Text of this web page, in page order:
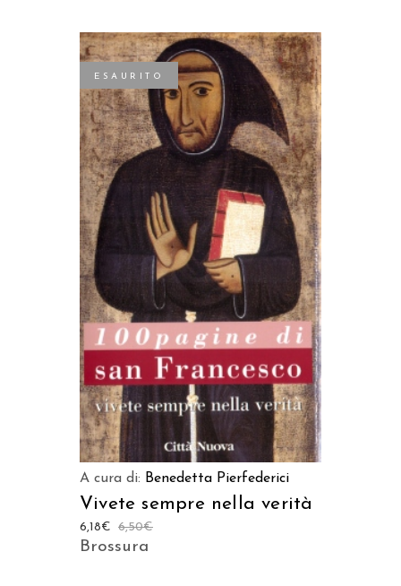
ESAURITO
LEGGI TUTTO
A cura di: Benedetta Pierfederici
Vivete sempre nella verità
6,50€
6,18€
Brossura